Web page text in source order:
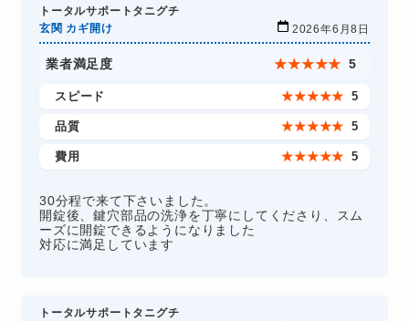
トータルサポートタニグチ
玄関 カギ開け
2026年6月8日
業者満足度 ★★★★★ 5
スピード ★★★★★ 5
品質 ★★★★★ 5
費用 ★★★★★ 5
30分程で来て下さいました。
開錠後、鍵穴部品の洗浄を丁寧にしてくださり、スム
ーズに開錠できるようになりました
対応に満足しています
トータルサポートタニグチ